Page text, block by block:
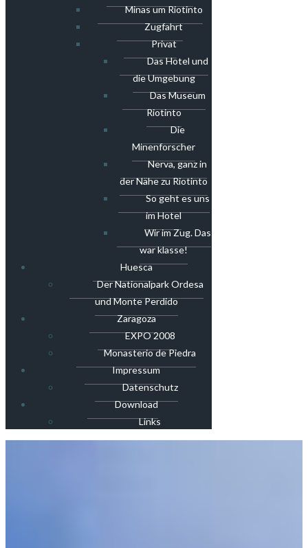
Minas um Riotinto
Zugfahrt
Privat
Das Hotel und
die Umgebung
Das Museum
Riotinto
Die
Minenforscher
Nerva, ganz in
der Nähe zu Riotinto
So geht es uns
im Hotel
Wir im Zug. Das
war klasse!
Huesca
Der Nationalpark Ordesa
und Monte Perdido
Zaragoza
EXPO 2008
Monasterio de Piedra
Impressum
Datenschutz
Download
Links